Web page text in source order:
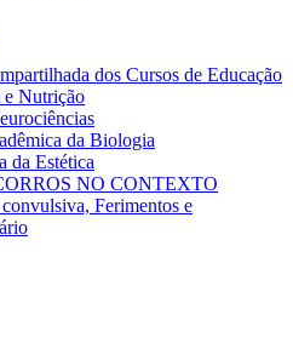
dos Cursos de Educação
e Nutrição
da Biologia
da Estética
NO CONTEXTO
Ferimentos e